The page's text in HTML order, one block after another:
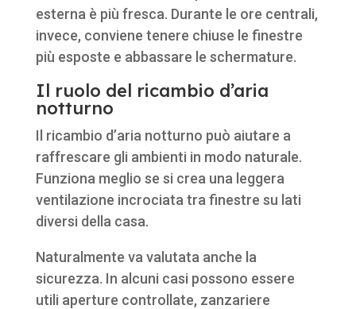
esterna è più fresca. Durante le ore centrali,
invece, conviene tenere chiuse le finestre
più esposte e abbassare le schermature.
Il ruolo del ricambio d’aria
notturno
Il ricambio d’aria notturno può aiutare a
raffrescare gli ambienti in modo naturale.
Funziona meglio se si crea una leggera
ventilazione incrociata tra finestre su lati
diversi della casa.
Naturalmente va valutata anche la
sicurezza. In alcuni casi possono essere
utili aperture controllate, zanzariere